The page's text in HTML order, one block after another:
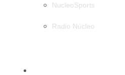
NucleoSports
Radio Núcleo